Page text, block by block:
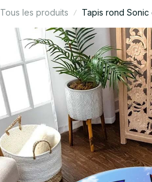
Tous les produits Tapis rond